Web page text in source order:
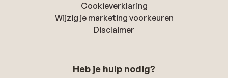
Cookieverklaring
Wijzig je marketing voorkeuren
Disclaimer
Heb je hulp nodig?